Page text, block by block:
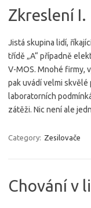
Zkreslení I.
Jistá skupina lidí,
třídě „A“ případně
V-MOS. Mnohé firmy,
pak uvádí velmi skvělé
laboratorních
zátěži. Nic není ale
Category: Zesilovače
Chování v